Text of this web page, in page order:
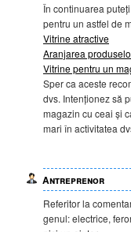
În continuarea
pentru un astfel de
Vitrine atractive
Aranjarea
Vitrine pentru un
Sper ca aceste
dvs. Intenționez să
magazin cu ceai și
mari în activitatea
Antreprenor
Referitor la
genul: electrice,